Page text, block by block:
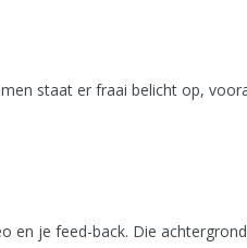
staat er fraai belicht op,
en je feed-back. Die